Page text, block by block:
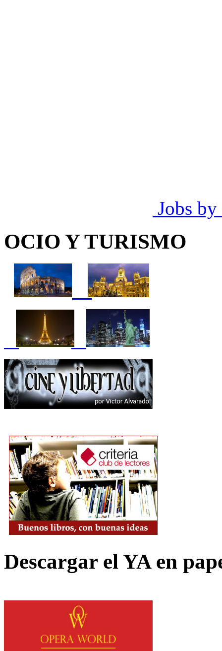
Jobs by
OCIO Y TURISMO
Descargar el YA en